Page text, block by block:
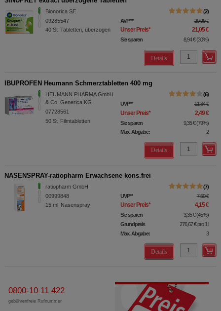
Bionorica SE
09285547
40 St Tabletten, überzogen
2
AVP*** 29,99 €
Unser Preis* 21,05 €
Sie sparen 8,94 € (30%)
Details
IBUPROFEN Heumann Schmerztabletten 400 mg
HEUMANN PHARMA GmbH
& Co. Generica KG
07728561
50 St Filmtabletten
6
UVP** 11,84 €
Unser Preis* 2,49 €
Sie sparen 9,35 € (79%)
Max. Abgabe:
2
Details
NASENSPRAY-ratiopharm Erwachsene kons.frei
ratiopharm GmbH
00999848
15 ml Nasenspray
7
UVP** 7,50 €
Unser Preis* 4,15 €
Sie sparen 3,35 € (45%)
Grundpreis
276,67 €pro 1 l
Max. Abgabe:
3
Details
0800-10 11 422
gebührenfreie Rufnummer